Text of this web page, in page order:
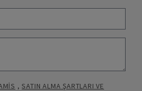
,SATIN ALMA ŞARTLARI VE